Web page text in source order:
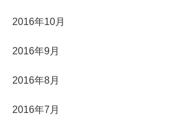
2016年10月
2016年9月
2016年8月
2016年7月